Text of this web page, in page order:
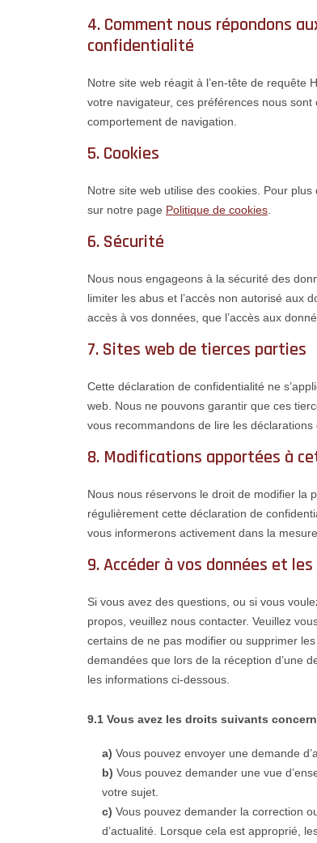
4. Comment nous répondons
confidentialité
Notre site web réagit à l’en-tête de requête
votre navigateur, ces préférences nous
comportement de navigation.
5. Cookies
Notre site web utilise des cookies. Pour
sur notre page Politique de cookies
6. Sécurité
Nous nous engageons à la sécurité des
limiter les abus et l’accès non autorisé aux
accès à vos données, que l’accès aux
7. Sites web de tierces parties
Cette déclaration de confidentialité ne
web. Nous ne pouvons garantir que ces
vous recommandons de lire les
8. Modifications apportées à
Nous nous réservons le droit de modifier la
régulièrement cette déclaration de
vous informerons activement dans la
9. Accéder à vos données et
Si vous avez des questions, ou si vous
propos, veuillez nous contacter. Veuillez
certains de ne pas modifier ou supprimer
demandées que lors de la réception d’une
les informations ci-dessous.
9.1 Vous avez les droits suivants
Vous pouvez envoyer une demande
Vous pouvez demander une vue
votre sujet.
Vous pouvez demander la correction
d’actualité. Lorsque cela est approprié,